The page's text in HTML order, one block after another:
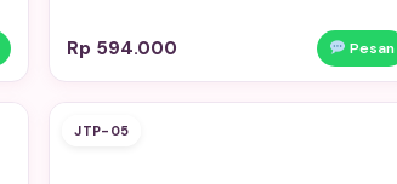
Rp 594.000 Pesan
JTP-05